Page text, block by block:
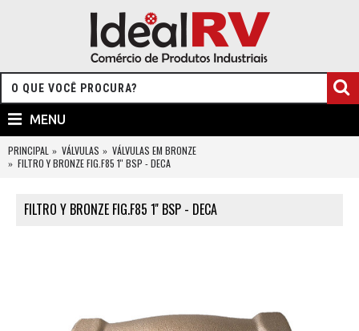
MENU
PRINCIPAL VÁLVULAS
VÁLVULAS EM BRONZE
FILTRO Y BRONZE FIG.F85 1'' BSP - DECA
FILTRO Y BRONZE FIG.F85 1'' BSP - DECA